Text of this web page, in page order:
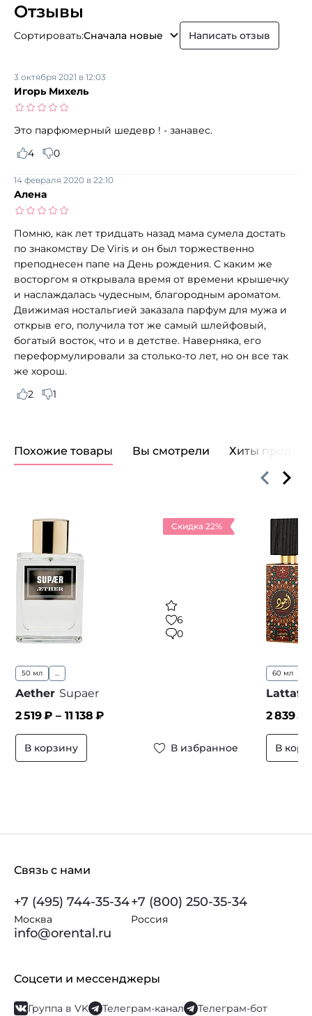
Отзывы
Сортировать:Сначала новые Написать отзыв
Игорь Михель
3 октября 2021 в 12:03
Это парфюмерный шедевр ! - занавес.
4
0
Алена
14 февраля 2020 в 22:10
Помню, как лет тридцать назад мама сумела достать
по знакомству De Viris и он был торжественно
преподнесен папе на День рождения. С каким же
восторгом я открывала время от времени крышечку
и наслаждалась чудесным, благородным ароматом.
Движимая ностальгией заказала парфум для мужа и
открыв его, получила тот же самый шлейфовый,
богатый восток, что и в детстве. Наверняка, его
переформулировали за столько-то лет, но он все так
же хорош.
2
1
Похожие товары Вы смотрели Хиты продаж
Скидка 22%
6
0
50 мл
Aether Supaer
2 519₽ – 11 138 ₽
В корзину В избранное
60 мл
Lattafa
2 839₽
В
Связь с нами
+7 (495) 744-35-34
Москва
+7 (800) 250-35-34
Россия
info@orental.ru
Соцсети и мессенджеры
Группа в VK Телеграм-канал Телеграм-бот